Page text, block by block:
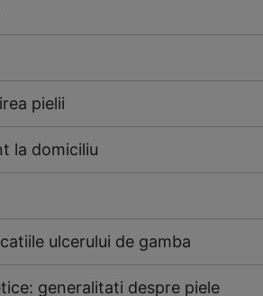
pielii
la domiciliu
ulcerului de gamba
generalitati despre piele